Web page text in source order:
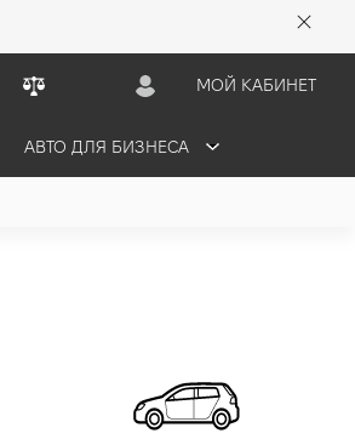
МОЙ КАБИНЕТ
АВТО ДЛЯ БИЗНЕСА